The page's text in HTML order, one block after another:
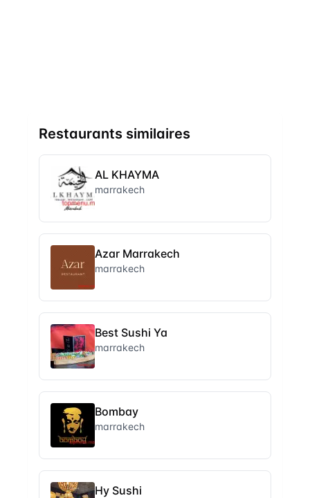
Restaurants similaires
AL KHAYMA
marrakech
Azar Marrakech
marrakech
Best Sushi Ya
marrakech
Bombay
marrakech
Hy Sushi